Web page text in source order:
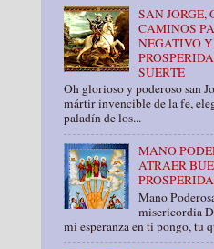
SAN JORGE,
CAMINOS
NEGATIVO
SUERTE
Oh glorioso y poderoso san
mártir invencible de la fe,
paladín de los...
MANO
ATRAER
Mano
misericordia
mi esperanza en ti pongo, tu